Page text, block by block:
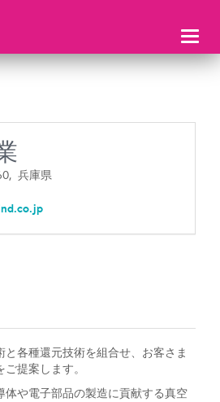
兵庫県
各種還元技術を組合せ、お客さま
提案します。
体や電子部品の製造に貢献する真空